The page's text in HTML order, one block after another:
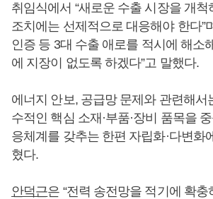
취임식에서 “새로운 수출 시장을 개
조치에는 선제적으로 대응해야 한다”
인증 등 3대 수출 애로를 적시에 해소
에 지장이 없도록 하겠다”고 말했다.
에너지 안보, 공급망 문제와 관련해서
수적인 핵심 소재·부품·장비 품목을
응체계를 갖추는 한편 자립화·다변화
혔다.
안덕근은 “전력 송전망을 적기에 확